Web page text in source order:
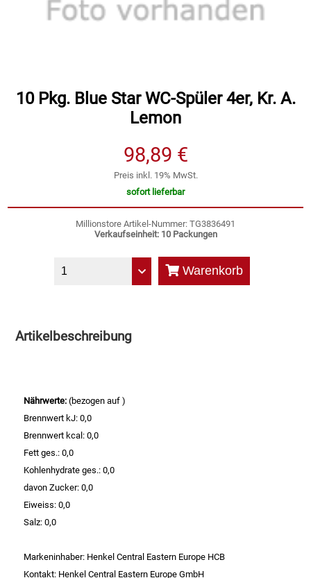
Speichermedien und Rohlinge
Zubehör
Bunte Palette
Cateringzubehör
Einwegartikel / Trinkhalme
Essig
Fertiggerichte trocken
Fruchtsaft
Frühstück / Cerealien
Frühstück / süße Aufstriche
Garnierung
10 Pkg. Blue Star WC-Spüler 4er, Kr. A.
Lemon
98,89 €
Preis inkl. 19% MwSt.
sofort lieferbar
Millionstore Artikel-Nummer: TG3836491
Verkaufseinheit: 10 Packungen
Warenkorb
Artikelbeschreibung
Nährwerte:(bezogen auf )
Brennwert kJ: 0,0
Brennwert kcal: 0,0
Fett ges.: 0,0
Kohlenhydrate ges.: 0,0
davon Zucker: 0,0
Eiweiss: 0,0
Salz: 0,0
Markeninhaber: Henkel Central Eastern Europe HCB
Kontakt: Henkel Central Eastern Europe GmbH